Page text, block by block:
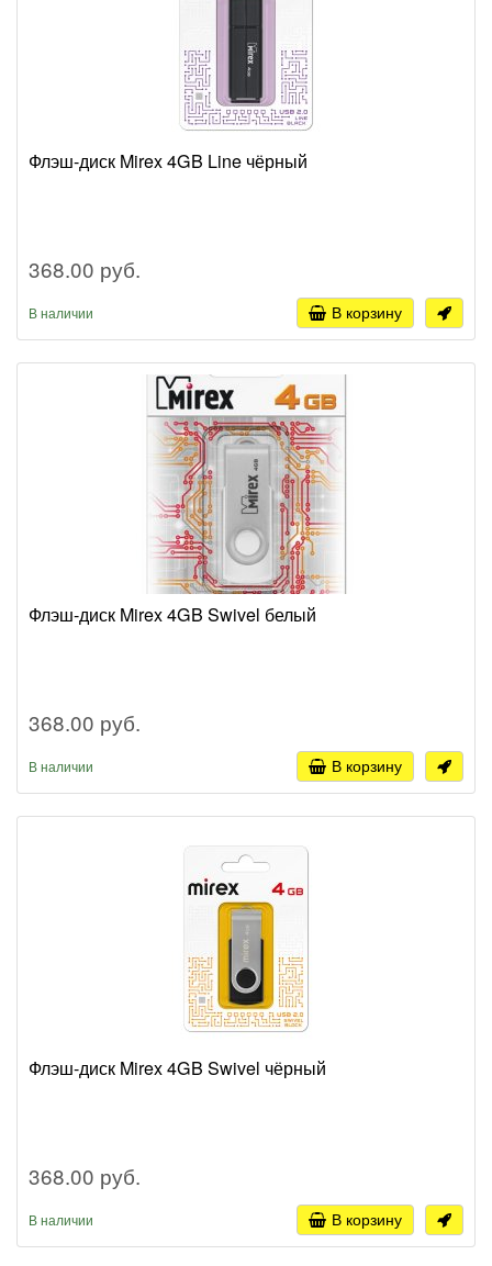
Флэш-диск Mirex 4GB Line чёрный
368.00 руб.
В наличии В корзину
Флэш-диск Mirex 4GB Swivel белый
368.00 руб.
В наличии В корзину
Флэш-диск Mirex 4GB Swivel чёрный
368.00 руб.
В наличии В корзину